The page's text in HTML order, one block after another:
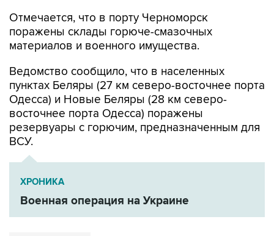
Отмечается, что в порту Черноморск
поражены склады горюче-смазочных
материалов и военного имущества.
Ведомство сообщило, что в населенных
пунктах Беляры (27 км северо-восточнее порта
Одесса) и Новые Беляры (28 км северо-
восточнее порта Одесса) поражены
резервуары с горючим, предназначенным для
ВСУ.
ХРОНИКА
Военная операция на Украине